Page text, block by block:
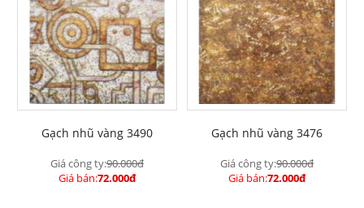
Gạch nhũ vàng 3490
Giá công ty:90.000đ
Giá bán:72.000đ
Gạch nhũ vàng 3476
Giá công ty:90.000đ
Giá bán:72.000đ